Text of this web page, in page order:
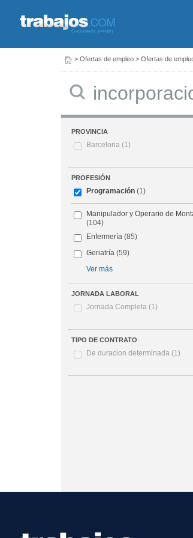
> Ofertas de empleo > Ofertas de
PROVINCIA
Barcelona (1)
PROFESIÓN
Programación (1)
Manipulador y Operario de
(104)
Enfermería (85)
Geriatría (59)
Ver más
JORNADA LABORAL
Jornada Completa (1)
TIPO DE CONTRATO
De duracion determinada (1)